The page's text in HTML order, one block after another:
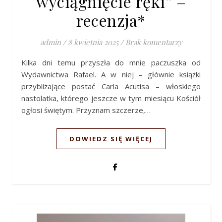
recenzja*
admin / 8 kwietnia 2025 / Brak komentarzy
Kilka dni temu przyszła do mnie paczuszka od
Wydawnictwa Rafael. A w niej – głównie książki
przybliżające postać Carla Acutisa – włoskiego
nastolatka, którego jeszcze w tym miesiącu Kościół
ogłosi świętym. Przyznam szczerze,…
DOWIEDZ SIĘ WIĘCEJ